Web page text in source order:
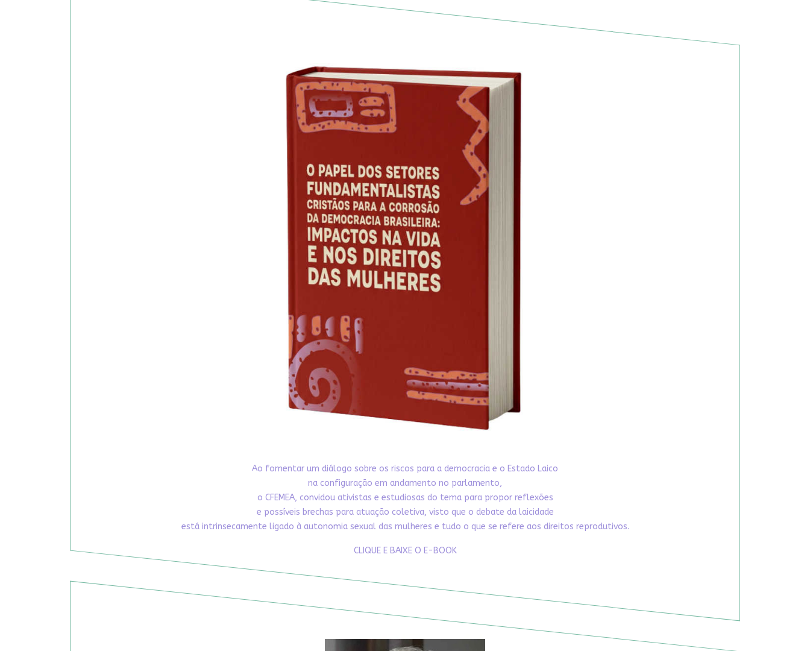
Ao fomentar um diálogo sobre os riscos para a democracia e o Estado Laico
na configuração em andamento no parlamento,
o CFEMEA, convidou ativistas e estudiosas do tema para propor reflexões
e possíveis brechas para atuação coletiva, visto que o debate da laicidade
está intrinsecamente ligado à autonomia sexual das mulheres e tudo o que se refere aos direitos reprodutivos.
CLIQUE E BAIXE O E-BOOK